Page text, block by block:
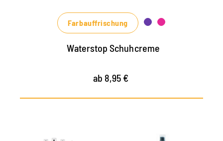
Farbauffrischung
Waterstop Schuhcreme
ab 8,95 €